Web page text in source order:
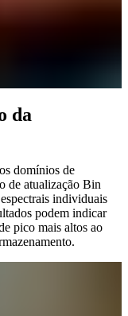
da
domínios de
de atualização Bin
individuais
podem indicar
pico mais altos ao